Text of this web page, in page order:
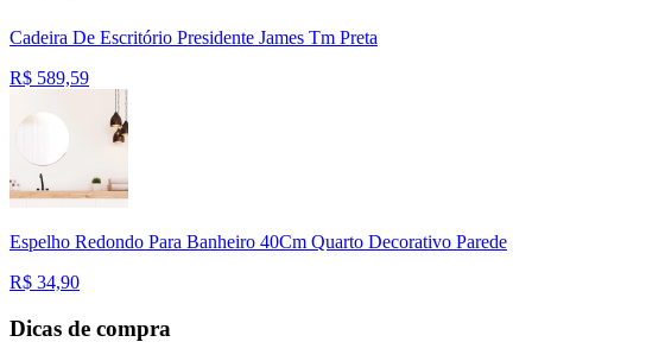
Cadeira De Escritório Presidente James Tm Preta
R$ 589,59
Espelho Redondo Para Banheiro 40Cm Quarto Decorativo Parede
R$ 34,90
Dicas de compra